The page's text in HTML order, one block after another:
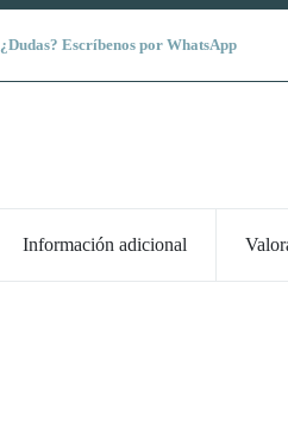
¿Dudas? Escríbenos por WhatsApp
Información adicional